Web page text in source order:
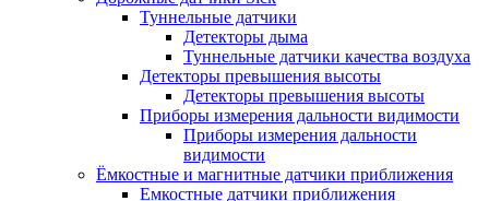
Туннельные датчики
Детекторы дыма
Туннельные датчики качества воздуха
Детекторы превышения высоты
Детекторы превышения высоты
Приборы измерения дальности видимости
Приборы измерения дальности
видимости
Ёмкостные и магнитные датчики приближения
Емкостные датчики приближения